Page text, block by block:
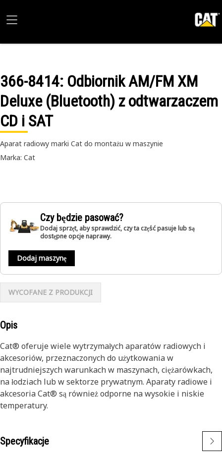
366-8414: Odbiornik AM/FM XM
Deluxe (Bluetooth) z odtwarzaczem
CD i SAT
Aparat radiowy marki Cat do montażu w maszynie
Marka: Cat
Czy będzie pasować?
Dodaj sprzęt, aby sprawdzić, czy ta część pasuje lub są
dostępne opcje naprawy.
Dodaj maszynę
WYCOFANE Z PRODUKCJI
Opis
Cat® oferuje wiele wytrzymałych aparatów radiowych i
akcesoriów, przeznaczonych do użytkowania w
najtrudniejszych warunkach w maszynach, ciężarówkach,
na łodziach lub w sektorze prywatnym. Aparaty radiowe i
akcesoria Cat® są również odporne na wysokie i niskie
temperatury.
Specyfikacje